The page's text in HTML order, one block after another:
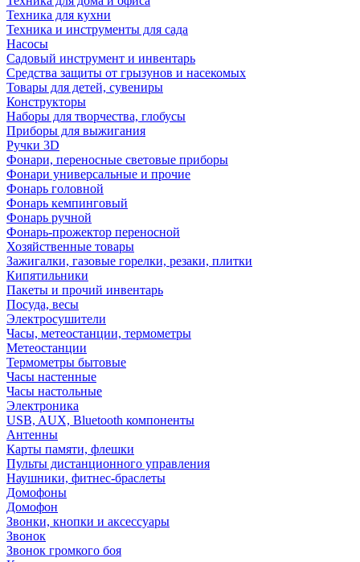
Техника для кухни
Техника и инструменты для сада
Насосы
Садовый инструмент и инвентарь
Средства защиты от грызунов и насекомых
Товары для детей, сувениры
Конструкторы
Наборы для творчества, глобусы
Приборы для выжигания
Ручки 3D
Фонари, переносные световые приборы
Фонари универсальные и прочие
Фонарь головной
Фонарь кемпинговый
Фонарь ручной
Фонарь-прожектор переносной
Хозяйственные товары
Зажигалки, газовые горелки, резаки, плитки
Кипятильники
Пакеты и прочий инвентарь
Посуда, весы
Электросушители
Часы, метеостанции, термометры
Метеостанции
Термометры бытовые
Часы настенные
Часы настольные
Электроника
USB, AUX, Bluetooth компоненты
Антенны
Карты памяти, флешки
Пульты дистанционного управления
Наушники, фитнес-браслеты
Домофоны
Домофон
Звонки, кнопки и аксессуары
Звонок
Звонок громкого боя